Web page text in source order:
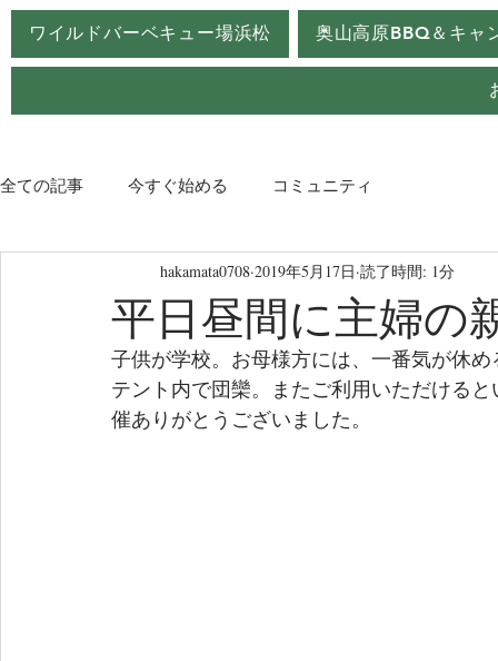
ワイルドバーベキュー場浜松 奥山高原BBQ＆キャ
全ての記事 今すぐ始める コミュニティ
平日昼間に主婦の
hakamata0708 2019年5月17日 読了時間: 1分
子供が学校。お母様方には、一番気が休
テント内で団欒。またご利用いただける
催ありがとうございました。